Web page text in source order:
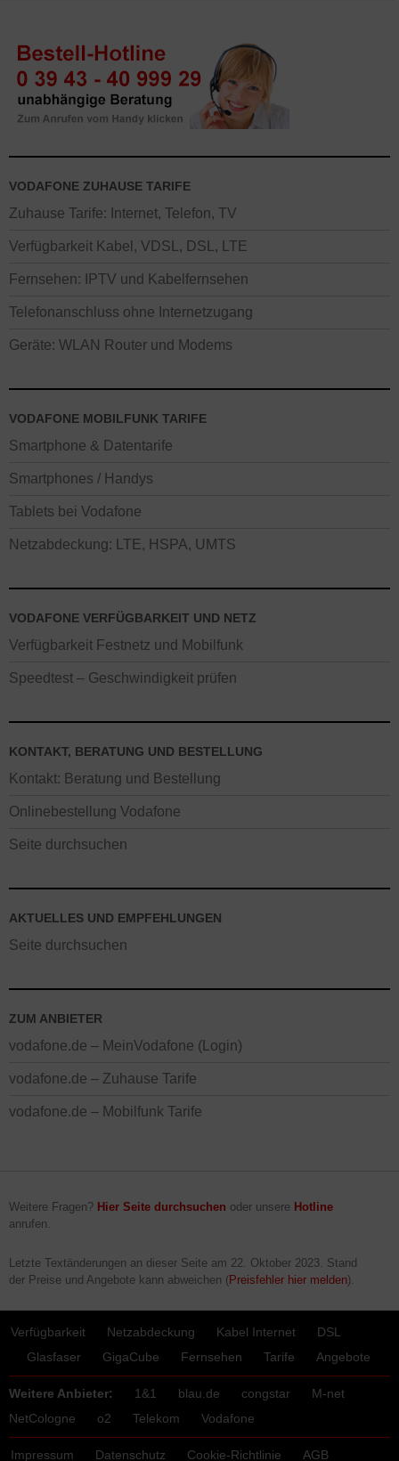
VODAFONE ZUHAUSE TARIFE
Zuhause Tarife: Internet, Telefon, TV
Verfügbarkeit Kabel, VDSL, DSL, LTE
Fernsehen: IPTV und Kabelfernsehen
Telefonanschluss ohne Internetzugang
Geräte: WLAN Router und Modems
VODAFONE MOBILFUNK TARIFE
Smartphone & Datentarife
Smartphones / Handys
Tablets bei Vodafone
Netzabdeckung: LTE, HSPA, UMTS
VODAFONE VERFÜGBARKEIT UND NETZ
Verfügbarkeit Festnetz und Mobilfunk
Speedtest – Geschwindigkeit prüfen
KONTAKT, BERATUNG UND BESTELLUNG
Kontakt: Beratung und Bestellung
Onlinebestellung Vodafone
Seite durchsuchen
AKTUELLES UND EMPFEHLUNGEN
Seite durchsuchen
ZUM ANBIETER
vodafone.de – MeinVodafone (Login)
vodafone.de – Zuhause Tarife
vodafone.de – Mobilfunk Tarife
Weitere Fragen? Hier Seite durchsuchen oder unsere Hotline
anrufen.
Letzte Textänderungen an dieser Seite am 22. Oktober 2023. Stand
der Preise und Angebote kann abweichen (Preisfehler hier melden).
Verfügbarkeit Netzabdeckung Kabel Internet
DSL
Glasfaser
GigaCube Fernsehen Tarife Angebote
Weitere Anbieter: 1&1 blau.de congstar
M-net
NetCologne
o2 Telekom Vodafone
Impressum Datenschutz Cookie-Richtlinie AGB